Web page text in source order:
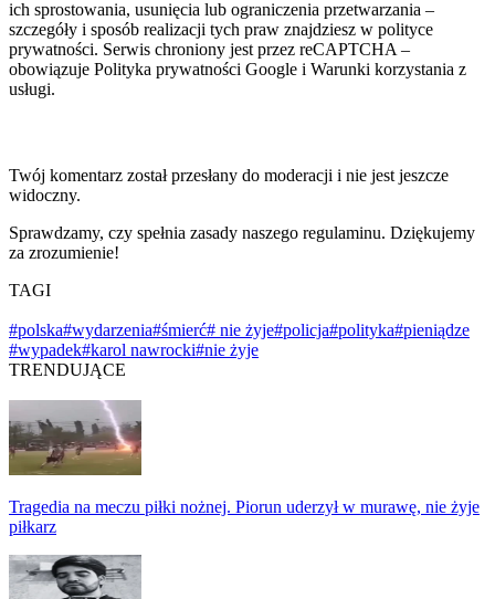
ich sprostowania, usunięcia lub ograniczenia przetwarzania –
szczegóły i sposób realizacji tych praw znajdziesz w polityce
prywatności. Serwis chroniony jest przez reCAPTCHA –
obowiązuje Polityka prywatności Google i Warunki korzystania z
usługi.
Twój komentarz został przesłany do moderacji i nie jest jeszcze
widoczny.
Sprawdzamy, czy spełnia zasady naszego regulaminu. Dziękujemy
za zrozumienie!
TAGI
#polska#wydarzenia#śmierć# nie żyje#policja#polityka#pieniądze
#wypadek#karol nawrocki#nie żyje
TRENDUJĄCE
Tragedia na meczu piłki nożnej. Piorun uderzył w murawę, nie żyje
piłkarz